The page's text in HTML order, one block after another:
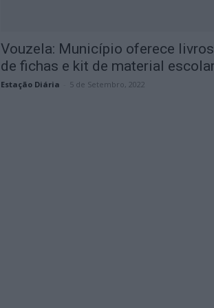
Vouzela: Município oferece livros
de fichas e kit de material
Estação Diária 5 de Setembro, 2022